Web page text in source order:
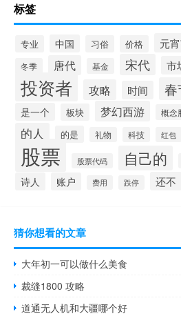
标签
专业 中国 习俗 价格 元
冬季 唐代 基金 宋代 市
投资者 攻略 时间 春
是一个
板块 梦幻西游 概念
的人 的是 礼物 科技 红包
股票 股票代码 自己的
诗人 账户 费用 跌停 还不
猜你想看的文章
大年初一可以做什么美食
裁缝1800 攻略
道通无人机和大疆哪个好